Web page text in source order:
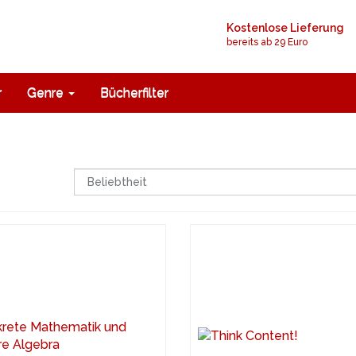
Kostenlose Lieferung
bereits ab 29 Euro
Genre Bücherfilter